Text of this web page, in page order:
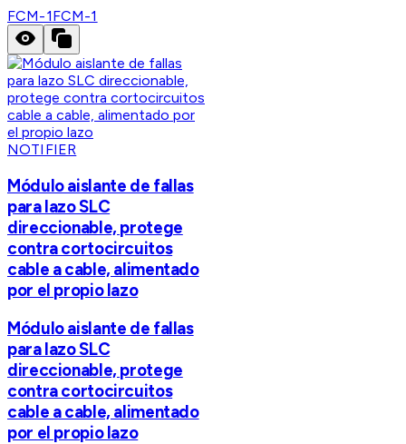
FCM-1FCM-1
NOTIFIER
Módulo aislante de fallas
para lazo SLC
direccionable, protege
contra cortocircuitos
cable a cable, alimentado
por el propio lazo
Módulo aislante de fallas
para lazo SLC
direccionable, protege
contra cortocircuitos
cable a cable, alimentado
por el propio lazo